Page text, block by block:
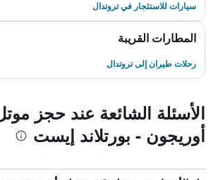
سيارات للاستئجار في تروتدال
المطارات القريبة
رحلات طيران إلى تروتدال
أوريجون - بورتلاند إيست